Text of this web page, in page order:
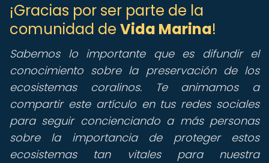
¡Gracias por ser parte de la
comunidad de Vida Marina!
Sabemos lo importante que es difundir el
conocimiento sobre la preservación de los
ecosistemas coralinos. Te animamos a
compartir este artículo en tus redes sociales
para seguir concienciando a más personas
sobre la importancia de proteger estos
ecosistemas tan vitales para nuestra